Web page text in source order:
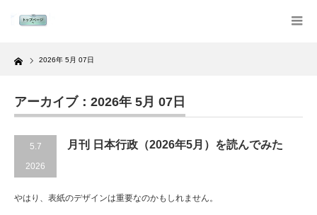
Home 2026年 5月 07日
アーカイブ：2026年 5月 07日
5.7
2026
月刊 日本行政（2026年5月）を読んでみた
やはり、表紙のデザインは重要なのかもしれません。